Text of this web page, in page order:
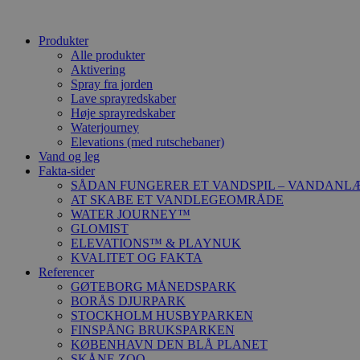
Produkter
Alle produkter
Aktivering
Spray fra jorden
Lave sprayredskaber
Høje sprayredskaber
Waterjourney
Elevations (med rutschebaner)
Vand og leg
Fakta-sider
SÅDAN FUNGERER ET VANDSPIL –
AT SKABE ET VANDLEGEOMRÅDE
WATER JOURNEY™
GLOMIST
ELEVATIONS™ & PLAYNUK
KVALITET OG FAKTA
Referencer
GØTEBORG MÅNEDSPARK
BORÅS DJURPARK
STOCKHOLM HUSBYPARKEN
FINSPÅNG BRUKSPARKEN
KØBENHAVN DEN BLÅ PLANET